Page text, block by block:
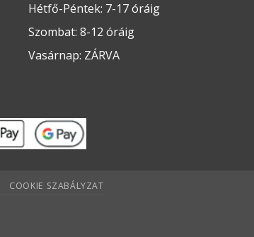
Hétfő-Péntek: 7-17 óráig
Szombat: 8-12 óráig
Vasárnap: ZÁRVA
COOKIE SZABÁLYZAT